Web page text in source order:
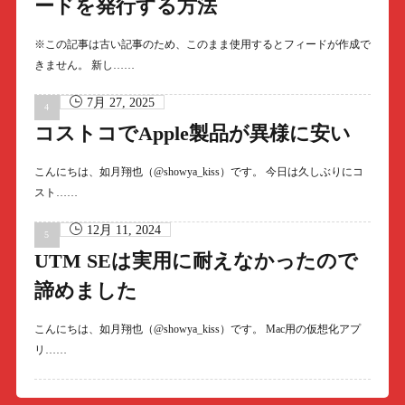
ードを発行する方法
※この記事は古い記事のため、このまま使用するとフィードが作成で
きません。 新し……
7月 27, 2025
コストコでApple製品が異様に安い
こんにちは、如月翔也（@showya_kiss）です。 今日は久しぶりにコ
スト……
12月 11, 2024
UTM SEは実用に耐えなかったので
諦めました
こんにちは、如月翔也（@showya_kiss）です。 Mac用の仮想化アプ
リ……